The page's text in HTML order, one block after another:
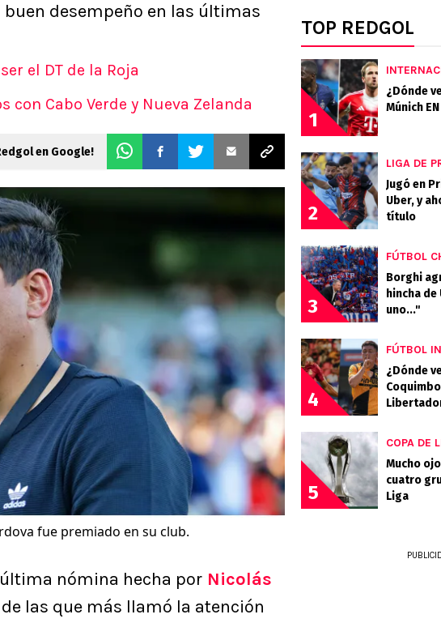
desempeño en las últimas
el DT de la Roja
con Cabo Verde y Nueva Zelanda
en Google!
fue premiado en su club.
nómina hecha por Nicolás
las que más llamó la atención
TOP REDGOL
1
¿Dónde
Múnich
2
LIGA DE
Jugó en
Uber, y
título
3
FÚTBOL
Borghi
hincha de
uno..."
4
FÚTBOL
¿Dónde
5
COPA DE
Mucho
cuatro
Liga